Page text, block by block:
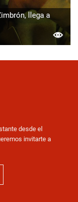
llega a
desde el
invitarte a